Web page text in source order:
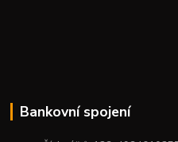
Bankovní spojení